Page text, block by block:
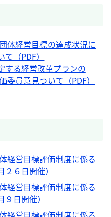
体経営目標の達成状況に
（PDF）
する経営改革プランの
員意見ついて（PDF）
経営目標評価制度に係る
６日開催）
経営目標評価制度に係る
日開催）